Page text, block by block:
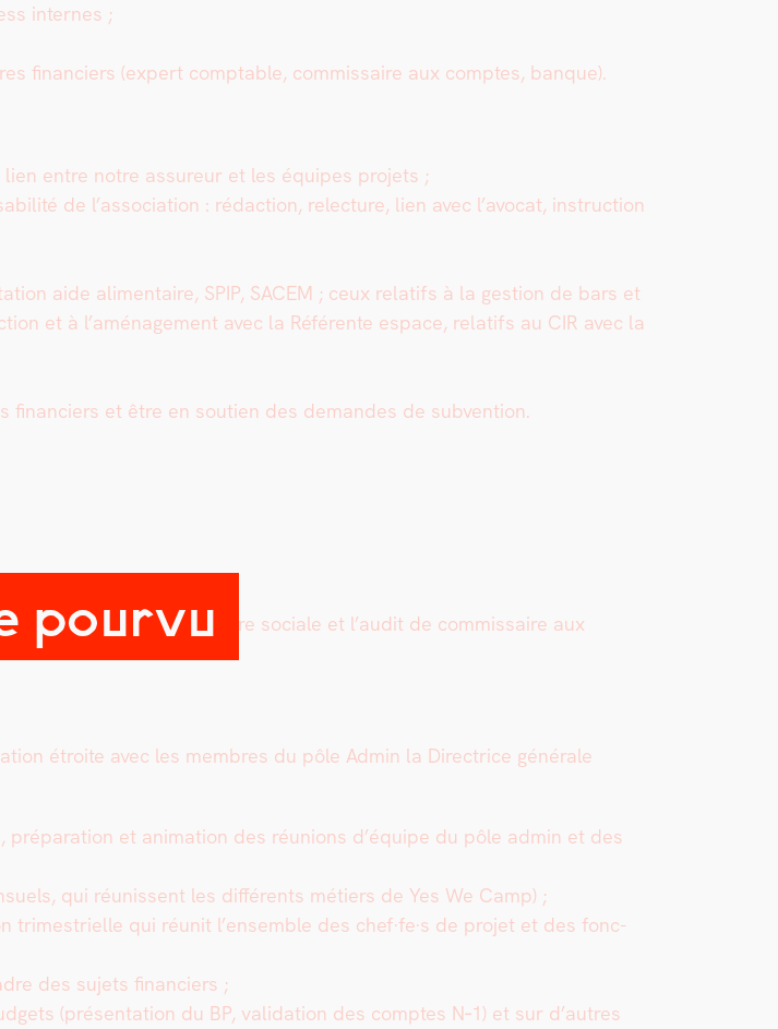
pourvu
internes ;
financiers (expert compt­able, com­mis­saire aux comptes, banque).
entre notre assureur et les équipes pro­jets ;
de l’association : rédac­tion, relec­ture, lien avec l’avocat, instruc­tion
aide ali­men­taire, SPIP, SACEM ; ceux relat­ifs à la ges­tion de bars et
et à l’aménagement avec la Référente espace, relat­ifs au CIR avec la
et être en sou­tien des deman­des de sub­ven­tion.
en par­ti­c­uli­er sur la clô­ture sociale et l’audit de com­mis­saire aux
étroite avec les mem­bres du pôle Admin la Direc­trice générale
prépa­ra­tion et ani­ma­tion des réu­nions d’équipe du pôle admin et des
qui réu­nis­sent les dif­férents métiers de Yes We Camp) ;
trimestrielle qui réu­nit l’ensemble des chef·fe·s de pro­jet et des fonc­
des sujets financiers ;
(présen­ta­tion du BP, val­i­da­tion des comptes N‑1) et sur d’autres